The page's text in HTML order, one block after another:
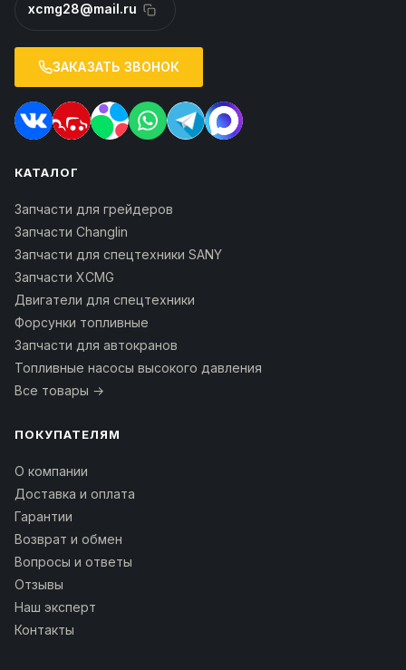
xcmg28@mail.ru
ЗАКАЗАТЬ ЗВОНОК
КАТАЛОГ
Запчасти для грейдеров
Запчасти Changlin
Запчасти для спецтехники SANY
Запчасти XCMG
Двигатели для спецтехники
Форсунки топливные
Запчасти для автокранов
Топливные насосы высокого давления
Все товары →
ПОКУПАТЕЛЯМ
О компании
Доставка и оплата
Гарантии
Возврат и обмен
Вопросы и ответы
Отзывы
Наш эксперт
Контакты